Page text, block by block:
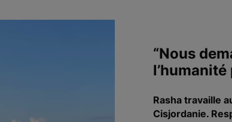
“Nous
l’humanité
Rasha travaille
Cisjordanie.